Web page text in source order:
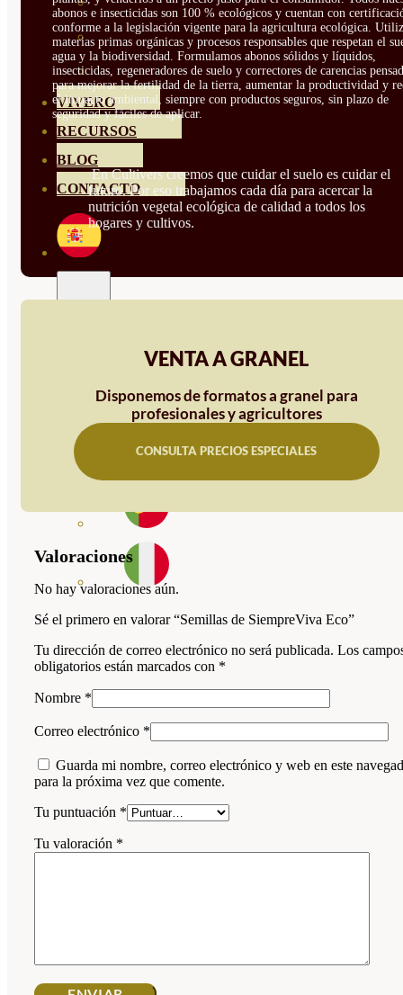
ROSALES
GERANIOS
VIVERO
RECURSOS
BLOG
CONTACTO
abonos e insecticidas son 100 % ecológicos y cuentan con
conforme a la legislación vigente para la agricultura ecológica.
materias primas orgánicas y procesos responsables que respetan el
agua y la biodiversidad. Formulamos abonos sólidos y líquidos,
insecticidas, regeneradores de suelo y correctores de carencias
para mejorar la fertilidad de la tierra, aumentar la productividad y
el impacto ambiental, siempre con productos seguros, sin plazo de
seguridad y fáciles de aplicar.
En Cultivers creemos que cuidar el suelo es cuidar el
futuro. Por eso trabajamos cada día para acercar la
nutrición vegetal ecológica de calidad a todos los
hogares y cultivos.
VENTA A GRANEL
Disponemos de formatos a granel para
profesionales y agricultores
CONSULTA PRECIOS ESPECIALES
Valoraciones
No hay valoraciones aún.
Sé el primero en valorar “Semillas de SiempreViva Eco”
Tu dirección de correo electrónico no será publicada. Los
obligatorios están marcados con *
Nombre *
Correo electrónico *
Guarda mi nombre, correo electrónico y web en este
para la próxima vez que comente.
Tu puntuación *
Tu valoración *